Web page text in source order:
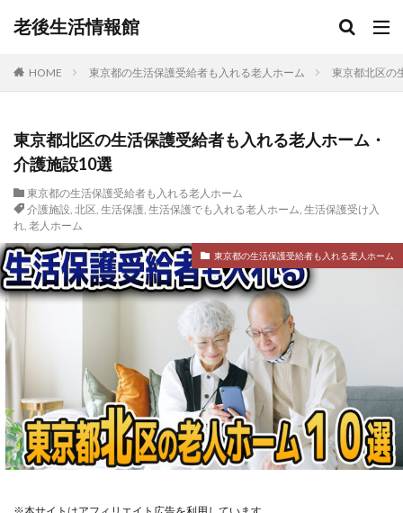
老後生活情報館
HOME 東京都の生活保護受給者も入れる老人ホーム 東京都北区の
東京都北区の生活保護受給者も入れる老人ホーム・
介護施設10選
東京都の生活保護受給者も入れる老人ホーム
介護施設, 北区, 生活保護, 生活保護でも入れる老人ホーム, 生活保護受け入
れ, 老人ホーム
東京都の生活保護受給者も入れる老人ホーム